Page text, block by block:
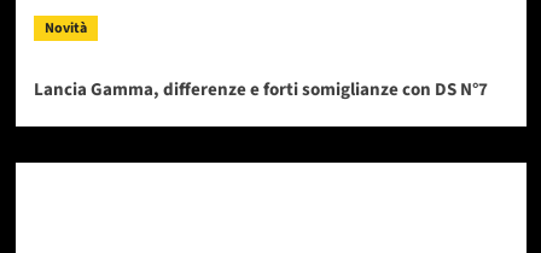
Novità
Lancia Gamma, differenze e forti somiglianze con DS N°7